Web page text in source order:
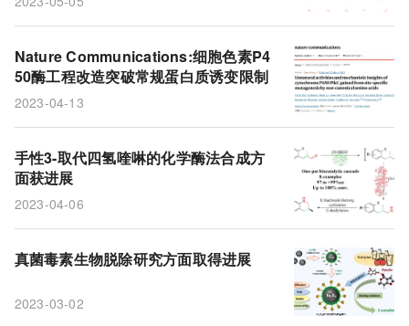
Nature Communications:细胞色素P4
50酶工程改造突破常规蛋白质诱变限制
2023-04-13
手性3-取代四氢喹啉的化学酶法合成方
面获进展
2023-04-06
真菌毒素生物脱除研究方面取得进展
2023-03-02